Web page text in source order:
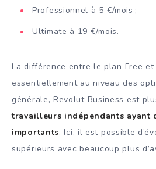
Professionnel à 5 €/mois ;
Ultimate à 19 €/mois.
La différence entre le plan Free
essentiellement au niveau des
générale, Revolut Business est
travailleurs indépendants ayant
importants. Ici, il est possible
supérieurs avec beaucoup plus